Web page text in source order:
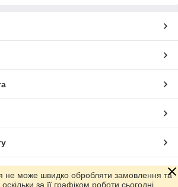
Prom.ua
не може швидко обробляти замовлення та
за її графіком роботи сьогодні